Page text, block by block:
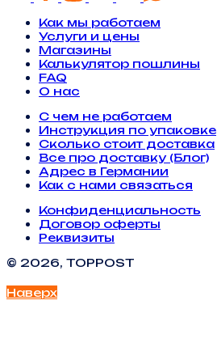
Как мы работаем
Услуги и цены
Магазины
Калькулятор пошлины
FAQ
О нас
С чем не работаем
Инструкция по упаковке
Сколько стоит доставка
Все про доставку (Блог)
Адрес в Германии
Как с нами связаться
Конфиденциальность
Договор оферты
Реквизиты
© 2026, TOPPOST
Наверх